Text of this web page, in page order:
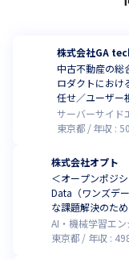
株式会社GA
中古不動産の総
ロダクトにおけ
任せ／ユーザー
サーバーサイド
東京都
年収 :
株式会社オプト
＜オープンポジ
Data（ワンズデ
な課題解決のた
提案します
AI・機械学習エン
東京都
年収 :